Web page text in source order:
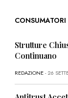
CONSUMATORI
Strutture
Continuano
REDAZIONE- 26